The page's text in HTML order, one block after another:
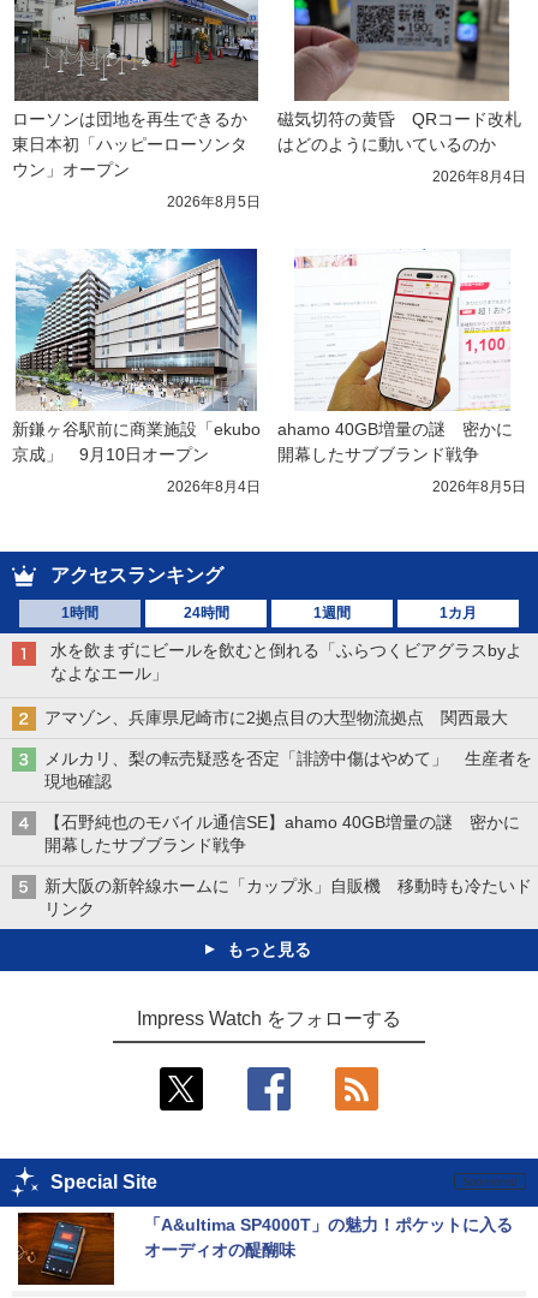
ローソンは団地を再生できるか
東日本初「ハッピーローソンタ
ウン」オープン
2026年8月5日
磁気切符の黄昏　QRコード改札
はどのように動いているのか
2026年8月4日
新鎌ヶ谷駅前に商業施設「ekubo
京成」　9月10日オープン
2026年8月4日
ahamo 40GB増量の謎　密かに
開幕したサブブランド戦争
2026年8月5日
アクセスランキング
1時間 24時間 1週間 1カ月
水を飲まずにビールを飲むと倒れる「ふらつくビアグラスbyよ
なよなエール」
アマゾン、兵庫県尼崎市に2拠点目の大型物流拠点 関西最大
メルカリ、梨の転売疑惑を否定「誹謗中傷はやめて」 生産者を
現地確認
【石野純也のモバイル通信SE】ahamo 40GB増量の謎 密かに
開幕したサブブランド戦争
新大阪の新幹線ホームに「カップ氷」自販機 移動時も冷たいド
リンク
もっと見る
Impress Watch をフォローする
Special Site
「A&ultima SP4000T」の魅力！ポケットに入る
オーディオの醍醐味